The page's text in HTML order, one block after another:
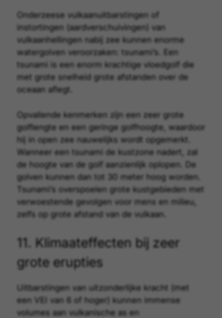
Onderzeese vulkaanuitbarstingen of
instortingen (aardverschuivingen) van
vulkaanhellingen nabij zee kunnen enorme
watergolven veroorzaken: tsunami’s. Een
tsunami is een enorm krachtige vloedgolf die
met grote snelheid grote afstanden over de
oceaan aflegt.
Opvallende kenmerken zijn een zeer grote
golflengte en een geringe golfhoogte, waardoor
hij in open zee nauwelijks wordt opgemerkt.
Wanneer een tsunami de kustzone nadert, zal
de hoogte van de golf aanzienlijk oplopen. De
golven kunnen dan tot 30 meter hoog worden.
Tsunami’s overspoelen grote kustgebieden met
verwoestende gevolgen voor mens en milieu,
zelfs op grote afstand van de vulkaan.
11. Klimaateffecten bij zeer
grote erupties
Uitbarstingen van uitzonderlijke kracht (met
een VEI van 6 of hoger) kunnen immense
volumes aan vulkanische as en